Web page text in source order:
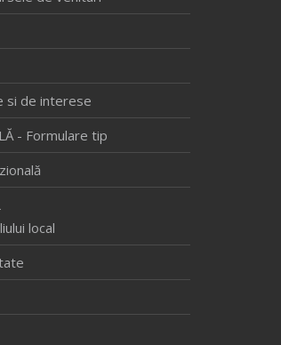
si de interese
- Formulare tip
local